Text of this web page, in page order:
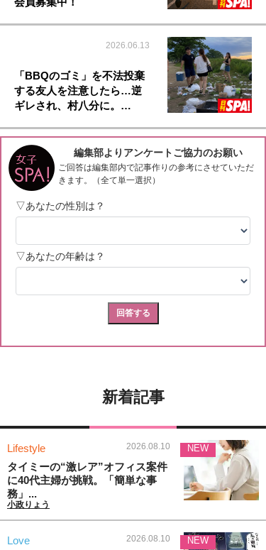
2026.06.13
「BBQのゴミ」を不法投棄
する友人を注意したら…逆
ギレされ、村八分に。…
新着記事
Lifestyle 2026.08.10
タイミーの“激レア”オフィス案件
に40代主婦が挑戦。「簡単な事
務」...
小政りょう
NEW
Love 2026.08.10 NEW